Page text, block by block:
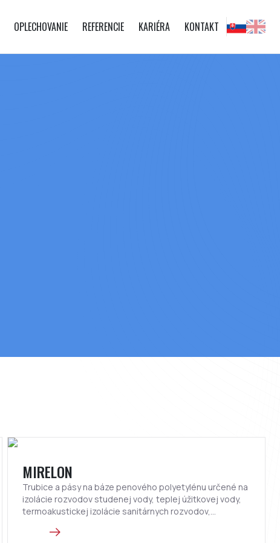
OPLECHOVANIE REFERENCIE KARIÉRA KONTAKT
MIRELON
Trubice a pásy na báze penového polyetylénu určené na
izolácie rozvodov studenej vody, teplej úžitkovej vody,
termoakustickej izolácie sanitárnych rozvodov,